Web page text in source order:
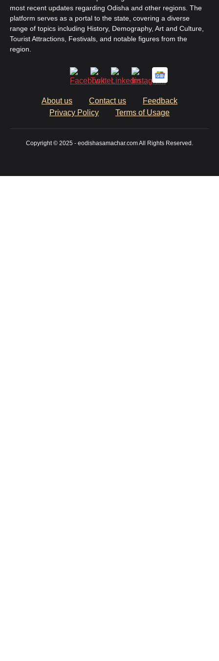
most recent updates regarding Odisha and other regions. The
platform serves as a portal to the state, covering a diverse
range of topics including History, Demography, Art and Culture,
Tourist Attractions, Festivals, and notable figures from the
region.
About us Contact us
Feedback
Privacy Policy
Terms of Usage
Copyright © 2025 - eodishasamachar.com All Rights Reserved.